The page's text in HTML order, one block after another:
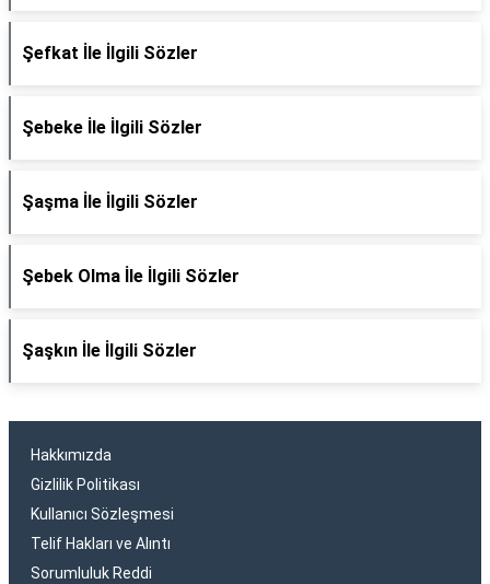
Şefkat İle İlgili Sözler
Şebeke İle İlgili Sözler
Şaşma İle İlgili Sözler
Şebek Olma İle İlgili Sözler
Şaşkın İle İlgili Sözler
Hakkımızda
Gizlilik Politikası
Kullanıcı Sözleşmesi
Telif Hakları ve Alıntı
Sorumluluk Reddi